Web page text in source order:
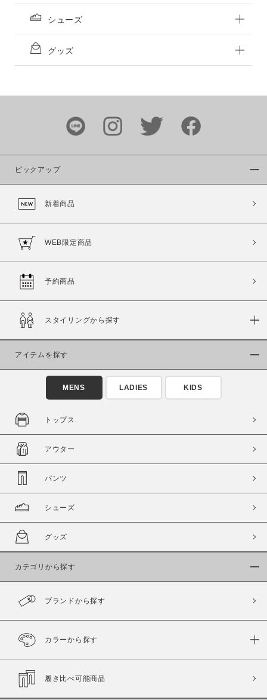
シューズ
グッズ
ピックアップ
新着商品
WEB限定商品
予約商品
スタイリングから探す
アイテムを探す
MENS LADIES KIDS
トップス
アウター
パンツ
シューズ
グッズ
カテゴリから探す
ブランドから探す
カラーから探す
履き比べ可能商品